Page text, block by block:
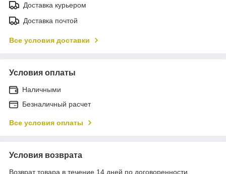
Доставка курьером
Доставка почтой
Все условия доставки
Условия оплаты
Наличными
Безналичный расчет
Все условия оплаты
Условия возврата
Возврат товара в течение 14 дней по договоренности